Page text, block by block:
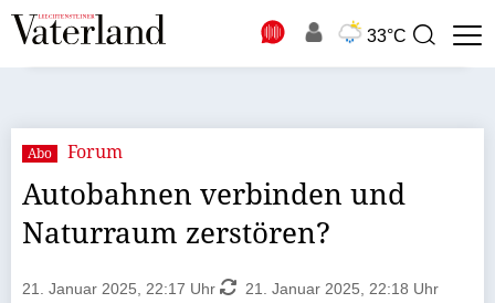
33°C
Suchbegriff
Suche
Abo Forum
Autobahnen verbinden und
Naturraum zerstören?
21. Januar 2025, 22:17 Uhr 21. Januar 2025, 22:18 Uhr